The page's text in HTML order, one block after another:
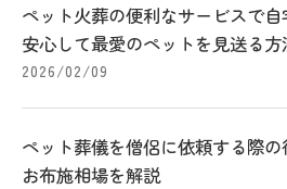
ペット火葬の便利なサービスで自
安心して最愛のペットを見送る方
2026/02/09
ペット葬儀を僧侶に依頼する際の
お布施相場を解説